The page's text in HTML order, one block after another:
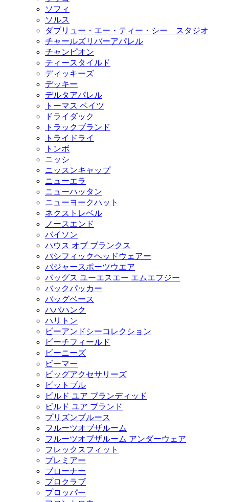
ソフィ
ソルス
ダブリュー・エー・ティー・シー スタジオ
チャールズリバーアパレル
チャンピオン
ティースタイルド
ディッキーズ
デッキー
デルタアパレル
トーマス ベイツ
ドライダック
トラックブランド
トライドライ
トンボ
ニッシ
ニッスンキャップ
ニューエラ
ニューハッタン
ニューヨークハット
ネクストレベル
ノースエンド
バイソン
ハウス オブ ブランクス
パシフィックヘッドウェアー
バジャースポーツウエア
バッグス ユーエスエー エムエフジー
バックパッカー
バッグベース
ハバハンク
ハリトン
ビーアンドシーコレクション
ビーチフィールド
ビーニーズ
ビーマー
ビッグアクセサリーズ
ピットブル
ビルド ユア ブランディッド
ビルド ユア ブランド
プリズンブルース
フルーツオブザルーム
フルーツオブザルーム アンダーウェア
フレックスフィット
プレミアー
ブローナー
プロクラブ
プロッパー